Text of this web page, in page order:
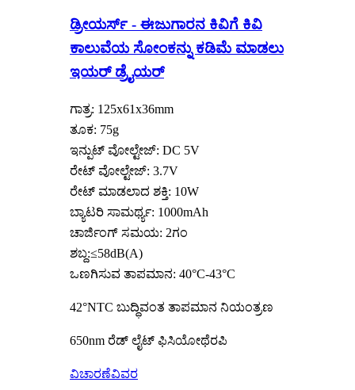
ಡ್ರೀಯರ್ಸ್ - ಈಜುಗಾರನ ಕಿವಿಗೆ ಕಿವಿ
ಕಾಲುವೆಯ ಸೋಂಕನ್ನು ಕಡಿಮೆ ಮಾಡಲು
ಇಯರ್ ಡ್ರೈಯರ್
ಗಾತ್ರ: 125x61x36mm
ತೂಕ: 75g
ಇನ್ಪುಟ್ ವೋಲ್ಟೇಜ್: DC 5V
ರೇಟ್ ವೋಲ್ಟೇಜ್: 3.7V
ರೇಟ್ ಮಾಡಲಾದ ಶಕ್ತಿ: 10W
ಬ್ಯಾಟರಿ ಸಾಮರ್ಥ್ಯ: 1000mAh
ಚಾರ್ಜಿಂಗ್ ಸಮಯ: 2ಗಂ
ಶಬ್ದ:≤58dB(A)
ಒಣಗಿಸುವ ತಾಪಮಾನ: 40°C-43°C
42°NTC ಬುದ್ಧಿವಂತ ತಾಪಮಾನ ನಿಯಂತ್ರಣ
650nm ರೆಡ್ ಲೈಟ್ ಫಿಸಿಯೋಥೆರಪಿ
ವಿಚಾರಣೆವಿವರ